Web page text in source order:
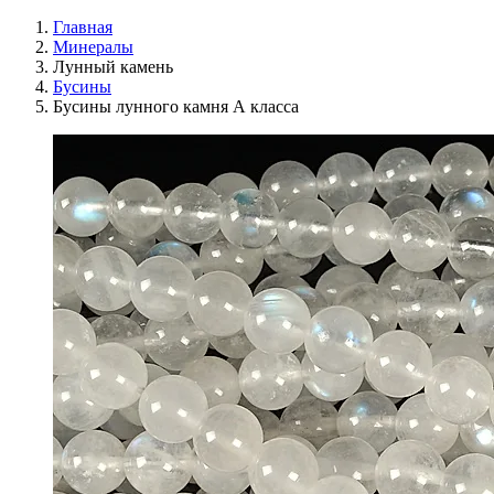
Главная
Минералы
Лунный камень
Бусины
Бусины лунного камня А класса